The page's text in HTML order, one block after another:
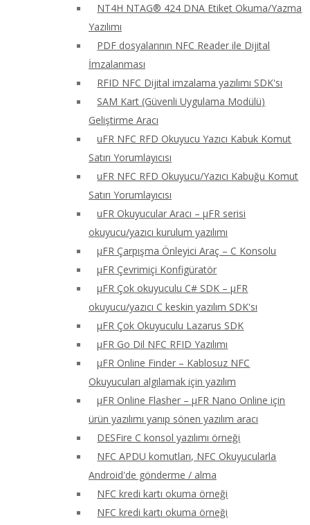
NT4H NTAG® 424 DNA Etiket Okuma/Yazma
Yazılımı
PDF dosyalarının NFC Reader ile Dijital
İmzalanması
RFID NFC Dijital imzalama yazılımı SDK'sı
SAM Kart (Güvenli Uygulama Modülü)
Geliştirme Aracı
uFR NFC RFD Okuyucu Yazıcı Kabuk Komut
Satırı Yorumlayıcısı
uFR NFC RFD Okuyucu/Yazıcı Kabuğu Komut
Satırı Yorumlayıcısı
uFR Okuyucular Aracı – μFR serisi
okuyucu/yazıcı kurulum yazılımı
μFR Çarpışma Önleyici Araç – C Konsolu
μFR Çevrimiçi Konfigüratör
μFR Çok okuyuculu C# SDK – μFR
okuyucu/yazıcı C keskin yazılım SDK'sı
μFR Çok Okuyuculu Lazarus SDK
μFR Go Dil NFC RFID Yazılımı
μFR Online Finder – Kablosuz NFC
Okuyucuları algılamak için yazılım
μFR Online Flasher – μFR Nano Online için
ürün yazılımı yanıp sönen yazılım aracı
DESFire C konsol yazılımı örneği
NFC APDU komutları, NFC Okuyucularla
Android'de gönderme / alma
NFC kredi kartı okuma örneği
NFC kredi kartı okuma örneği